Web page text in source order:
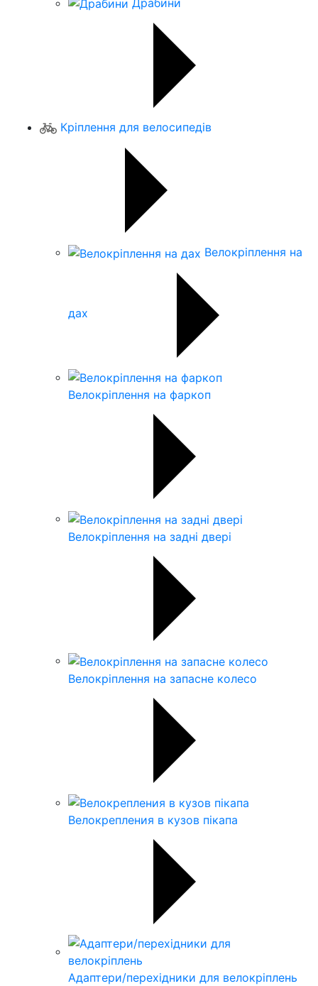
Кріплення для велосипедів
Велокріплення на
дах
Велокріплення на фаркоп
Велокріплення на задні двері
Велокріплення на запасне колесо
Велокрепления в кузов пікапа
Адаптери/перехідники для велокріплень